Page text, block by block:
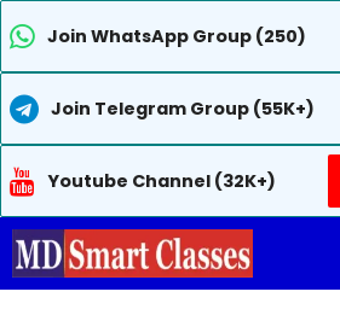
Join WhatsApp Group (250)
Join Telegram Group (55K+)
Youtube Channel (32K+)
Skip
to